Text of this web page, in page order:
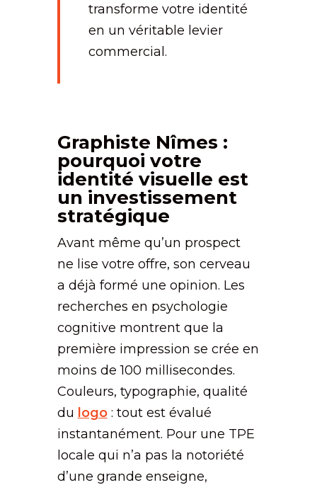
transforme votre identité
en un véritable levier
commercial.
Graphiste Nîmes :
pourquoi votre
identité visuelle est
un investissement
stratégique
Avant même qu’un prospect
ne lise votre offre, son cerveau
a déjà formé une opinion. Les
recherches en psychologie
cognitive montrent que la
première impression se crée en
moins de 100 millisecondes.
Couleurs, typographie, qualité
du logo: tout est évalué
instantanément. Pour une TPE
locale qui n’a pas la notoriété
d’une grande enseigne,